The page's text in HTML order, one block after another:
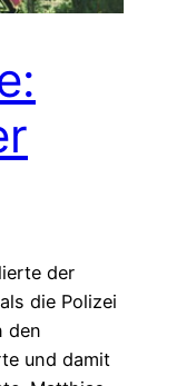
der
die Polizei
den
und damit